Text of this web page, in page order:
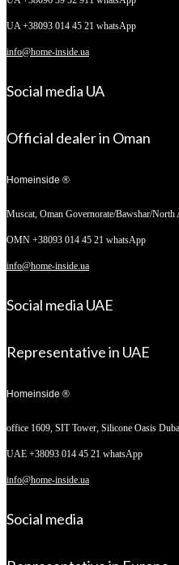
UA +38093 014 45 21 whatsApp
info@home-inside.ua
Social media UA
Official dealer in Oman
Homeinside ®
Muscat, Oman Governorate/Bawshar/North
OMN +38093 014 45 21 whatsApp
info@home-inside.ua
Social media UAE
Representative in UAE
Homeinside ®
office 1609, SIT Tower, Silicone Oasis
UAE +38093 014 45 21 whatsApp
info@home-inside.ua
Social media